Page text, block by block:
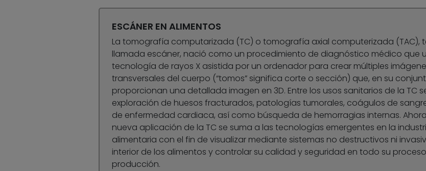
ESCÁNER EN ALIMENTOS
La tomografía computarizada (TC) o tomografía axial computerizada (TAC),
llamada escáner, nació como un procedimiento de diagnóstico médico que
tecnología de rayos X asistida por un ordenador para crear múltiples
transversales del cuerpo (“tomos” significa corte o sección) que, en su
proporcionan una detallada imagen en 3D. Entre los usos sanitarios de la TC
exploración de huesos fracturados, patologías tumorales, coágulos de
de enfermedad cardiaca, así como búsqueda de hemorragias internas.
nueva aplicación de la TC se suma a las tecnologías emergentes en la
alimentaria con el fin de visualizar mediante sistemas no destructivos ni
interior de los alimentos y controlar su calidad y seguridad en todo su
producción.